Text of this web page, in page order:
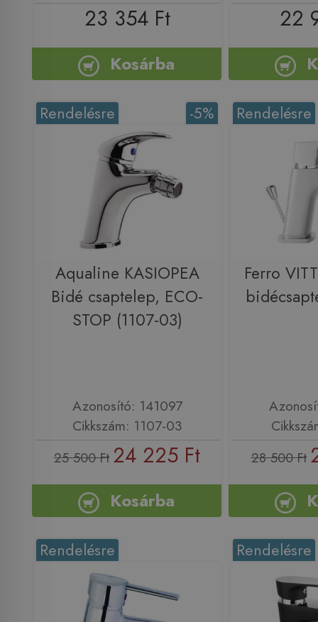
23 354 Ft
Kosárba
22
-5%
Rendelésre
Aqualine KASIOPEA
Bidé csaptelep, ECO-
STOP (1107-03)
Azonosító: 141097
Cikkszám: 1107-03
25 500 Ft 24 225 Ft
Kosárba
Rendelésre
Ferro
28 500 Ft
Rendelésre Rendelésre